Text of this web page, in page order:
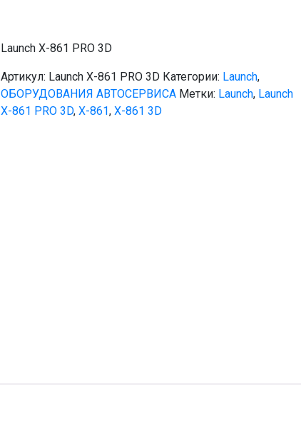
Launch X-861 PRO 3D
Артикул: Launch X-861 PRO 3D Категории: Launch,
ОБОРУДОВАНИЯ АВТОСЕРВИСА Метки: Launch, Launch
X-861 PRO 3D, X-861, X-861 3D